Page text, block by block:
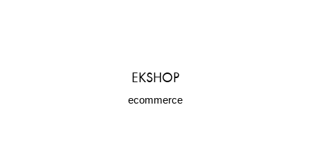
EKSHOP
ecommerce